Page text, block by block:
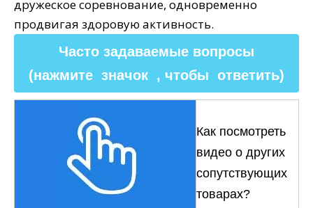
дружеское соревнование, одновременно
продвигая здоровую активность.
Часто задаваемые вопросы
(нажмите значок , чтобы ответить)
Как посмотреть
видео о других
сопутствующих
товарах?